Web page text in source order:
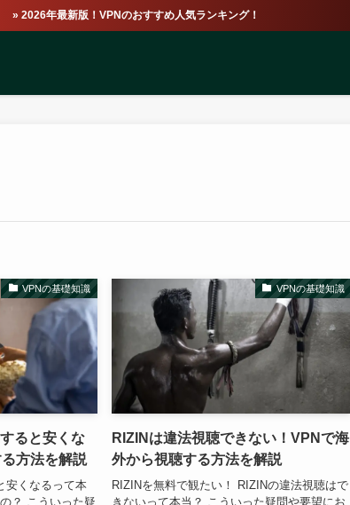
» 2026年最新版！VPNのおすすめ人気ランキング！
VPNの基礎知識
ると安くな
方法を解説
安くなるって本
？ こういった疑
VPNの基礎知識
RIZINは違法視聴できない！VPNで海
外から視聴する方法を解説
RIZINを無料で観たい！ RIZINの違法視聴はで
きないって本当？ こういった疑問や要望にお